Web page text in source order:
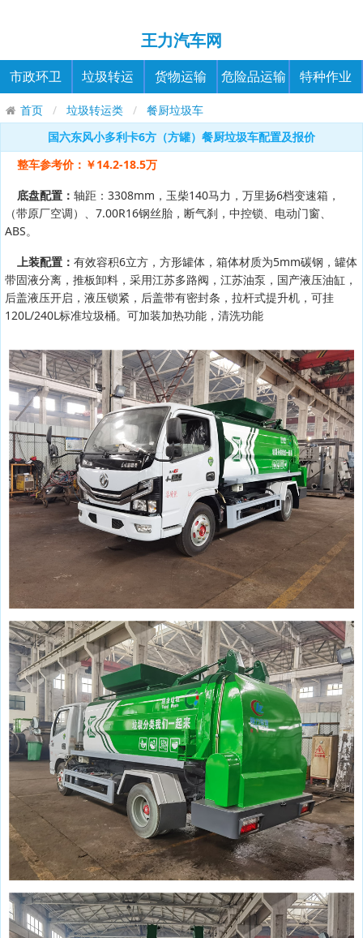
王力汽车网
市政环卫 垃圾转运 货物运输 危险品运输 特种作业
首页 垃圾转运类
餐厨垃圾车
国六东风小多利卡6方（方罐）餐厨垃圾车配置及报价
整车参考价：￥14.2-18.5万
底盘配置： 轴距：3308mm，玉柴140马力，万里扬6档变速箱，
（带原厂空调）、7.00R16钢丝胎，断气刹，中控锁、电动门窗、
ABS。
上装配置： 有效容积6立方，方形罐体，箱体材质为5mm碳钢，罐体
带固液分离，推板卸料，采用江苏多路阀，江苏油泵，国产液压油缸，
后盖液压开启，液压锁紧，后盖带有密封条，拉杆式提升机，可挂
120L/240L标准垃圾桶。可加装加热功能，清洗功能